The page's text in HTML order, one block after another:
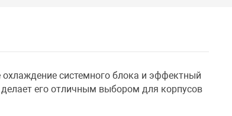
охлаждение системного блока и эффектный
делает его отличным выбором для корпусов